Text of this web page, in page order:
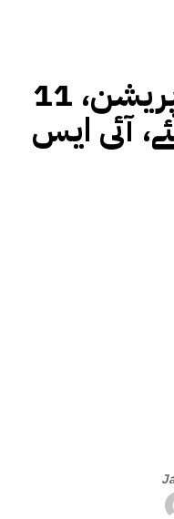
وانا میں فورسزکا آپریشن، 11
آئی ایس